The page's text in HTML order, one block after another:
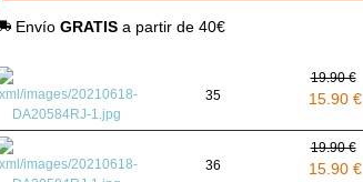
Envío GRATIS a partir de 40€
35
19.90 €
15.90 €
36
19.90 €
15.90 €